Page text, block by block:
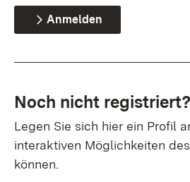
Anmelden
Noch nicht registriert?
Legen Sie sich hier ein Profil
interaktiven Möglichkeiten
können.